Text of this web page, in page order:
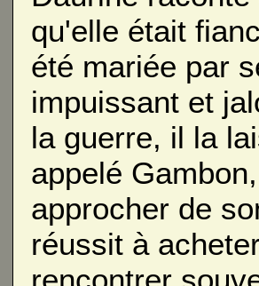
qu'elle était
été mariée par
impuissant et
la guerre, il la
appelé
approcher de
réussit à